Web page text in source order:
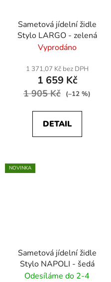
Sametová jídelní židle
Stylo LARGO - zelená
Vyprodáno
1 371,07 Kč bez DPH
1 659 Kč
1 905 Kč (–12 %)
DETAIL
NOVINKA
Sametová jídelní židle
Stylo NAPOLI - šedá
Odesíláme do 2-4